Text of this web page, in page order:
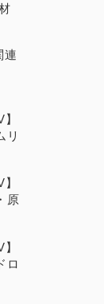
連
リ
原
ロ